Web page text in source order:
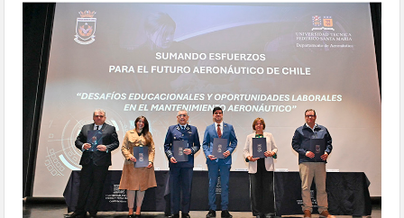
seminario-futuro-aeronáutico-chile-